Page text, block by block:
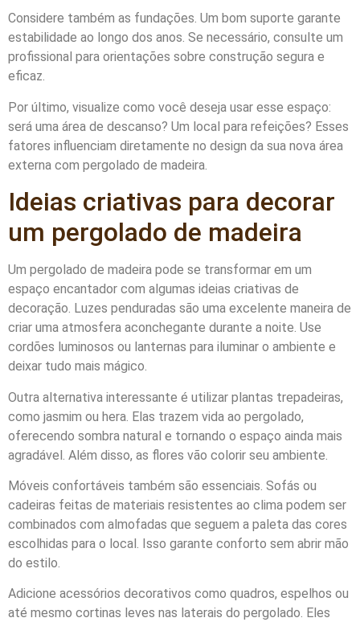
Considere também as fundações. Um bom suporte garante
estabilidade ao longo dos anos. Se necessário, consulte um
profissional para orientações sobre construção segura e
eficaz.
Por último, visualize como você deseja usar esse espaço:
será uma área de descanso? Um local para refeições? Esses
fatores influenciam diretamente no design da sua nova área
externa com pergolado de madeira.
Ideias criativas para decorar
um pergolado de madeira
Um pergolado de madeira pode se transformar em um
espaço encantador com algumas ideias criativas de
decoração. Luzes penduradas são uma excelente maneira de
criar uma atmosfera aconchegante durante a noite. Use
cordões luminosos ou lanternas para iluminar o ambiente e
deixar tudo mais mágico.
Outra alternativa interessante é utilizar plantas trepadeiras,
como jasmim ou hera. Elas trazem vida ao pergolado,
oferecendo sombra natural e tornando o espaço ainda mais
agradável. Além disso, as flores vão colorir seu ambiente.
Móveis confortáveis também são essenciais. Sofás ou
cadeiras feitas de materiais resistentes ao clima podem ser
combinados com almofadas que seguem a paleta das cores
escolhidas para o local. Isso garante conforto sem abrir mão
do estilo.
Adicione acessórios decorativos como quadros, espelhos ou
até mesmo cortinas leves nas laterais do pergolado. Eles